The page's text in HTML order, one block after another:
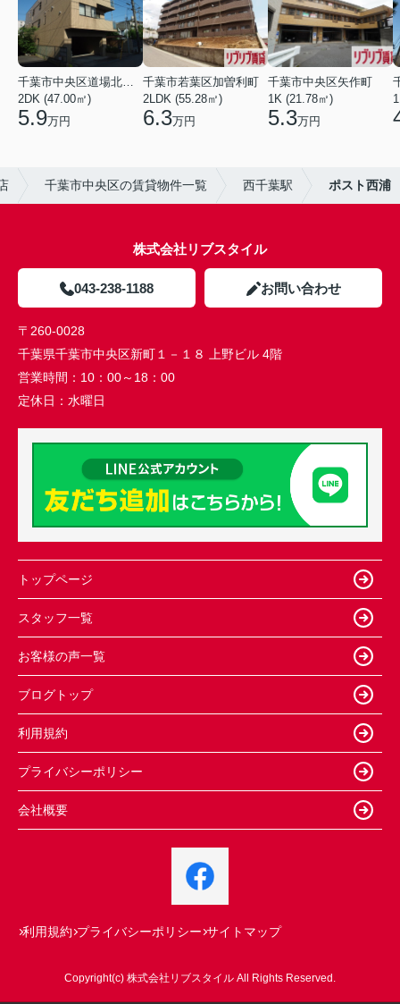
千葉市中央区道場北２丁目
2DK (47.00㎡)
5.9万円
千葉市若葉区加曽利町
2LDK (55.28㎡)
6.3万円
千葉市中央区矢作町
1K (21.78㎡)
5.3万円
千葉市中央区の賃貸物件一覧 西千葉駅 ポスト西浦
株式会社リブスタイル
043-238-1188 お問い合わせ
〒260-0028
千葉県千葉市中央区新町１－１８ 上野ビル 4階
営業時間： 10：00～18：00
定休日： 水曜日
トップページ
スタッフ一覧
お客様の声一覧
ブログトップ
利用規約
プライバシーポリシー
会社概要
利用規約 プライバシーポリシー サイトマップ
Copyright(c) 株式会社リブスタイル All Rights Reserved.